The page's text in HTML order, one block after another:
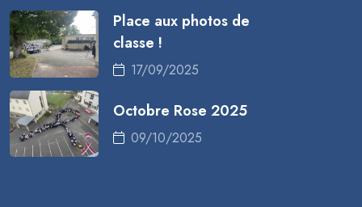
Place aux photos de
classe !
17/09/2025
Octobre Rose 2025
09/10/2025